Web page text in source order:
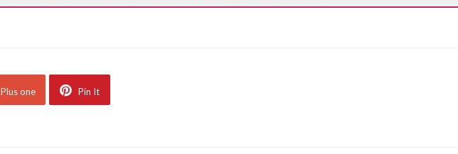
Plus one Pin It